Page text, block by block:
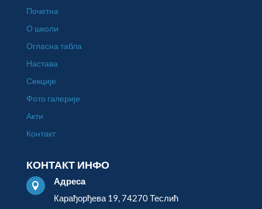
Почетна
О школи
Огласна табла
Настава
Секције
Фото галерије
Акти
Контакт
КОНТАКТ ИНФО

Адреса
Карађорђева 19, 74270 Теслић